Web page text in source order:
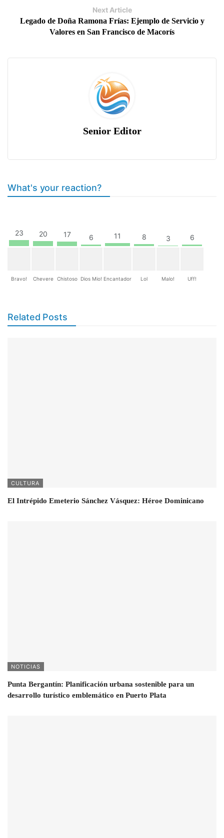
Next Article
Legado de Doña Ramona Frías: Ejemplo de Servicio y
Valores en San Francisco de Macorís
Senior Editor
What's your reaction?
23
Bravo!
20
Chevere
17
Chistoso
6
Dios Mio!
11
Encantador
8
Lol
3
Malo!
6
Uff!
Related Posts
CULTURA
El Intrépido Emeterio Sánchez Vásquez: Héroe Dominicano
NOTICIAS
Punta Bergantín: Planificación urbana sostenible para un
desarrollo turístico emblemático en Puerto Plata